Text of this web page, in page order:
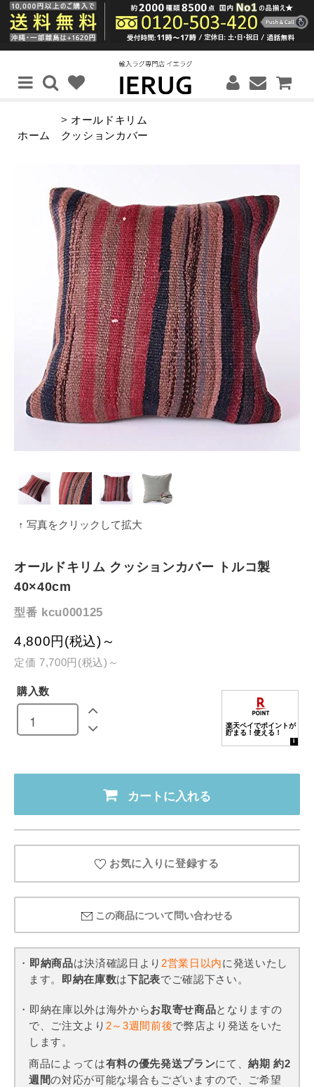
ホーム
> オールドキリム
クッションカバー
↑ 写真をクリックして拡大
オールドキリム クッションカバー トルコ製
40×40cm
型番 kcu000125
4,800円(税込)～
定価 7,700円(税込)～
購入数
カートに入れる
お気に入りに登録する
この商品について問い合わせる
・ 即納商品は決済確認日より2営業日以内に発送いたし
ます。 即納在庫数は下記表でご確認下さい。
・即納在庫以外は海外からお取寄せ商品となりますの
で、ご注文より 2～3週間前後で弊店より発送をいた
します。
商品によっては有料の優先発送プランにて、納期 約2
週間の対応が可能な場合もございますので、ご希望